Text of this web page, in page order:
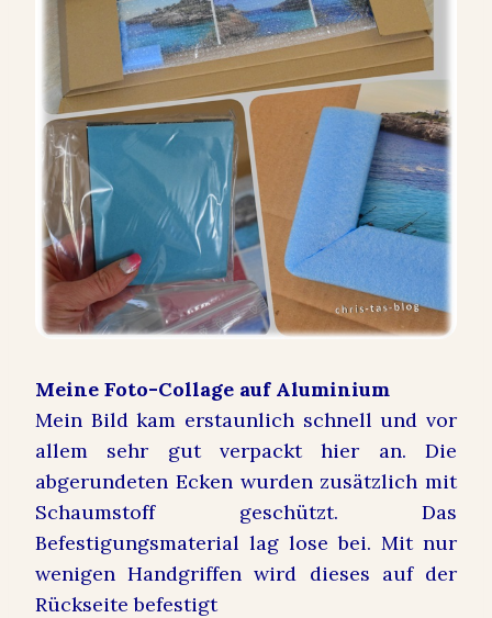
Meine Foto-Collage auf Aluminium
Mein Bild kam erstaunlich schnell und vor
allem sehr gut verpackt hier an. Die
abgerundeten Ecken wurden zusätzlich mit
Schaumstoff geschützt. Das
Befestigungsmaterial lag lose bei. Mit nur
wenigen Handgriffen wird dieses auf der
Rückseite befestigt